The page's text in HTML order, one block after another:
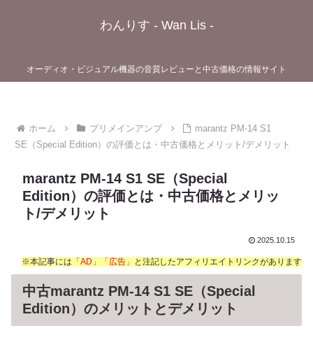
わんりす - Wan Lis -
オーディオ・ビジュアル機器の音質レビューと中古価格の情報サイト
ホーム プリメインアンプ
marantz PM-14 S1
SE（Special Edition）の評価とは・中古価格とメリット/デメリット
marantz PM-14 S1 SE（Special
Edition）の評価とは・中古価格とメリッ
ト/デメリット
2025.10.15
※本記事には 「AD」「広告」 と注記したアフィリエイトリンクがあります
中古marantz PM-14 S1 SE（Special
Edition）のメリットとデメリット